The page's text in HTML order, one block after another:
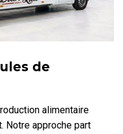
de
alimentaire
Notre approche part